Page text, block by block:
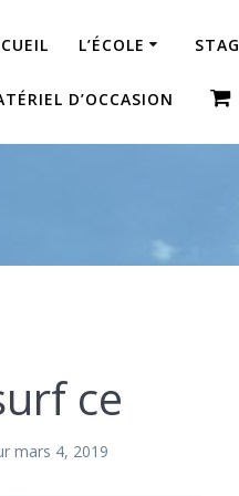
L’ÉCOLE
D’OCCASION
ce
mars 4, 2019